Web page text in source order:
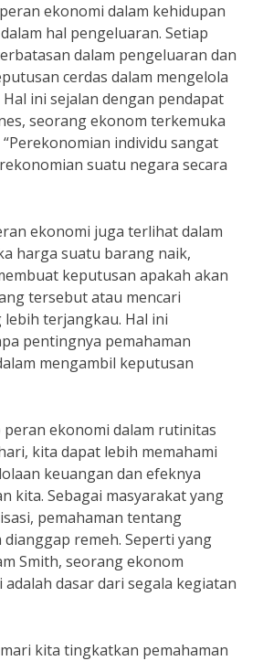
ekonomi dalam kehidupan
hal pengeluaran. Setiap
dalam pengeluaran dan
cerdas dalam mengelola
ini sejalan dengan pendapat
seorang ekonom terkemuka
individu sangat
suatu negara secara
ekonomi juga terlihat dalam
harga suatu barang naik,
keputusan apakah akan
tersebut atau mencari
terjangkau. Hal ini
pentingnya pemahaman
mengambil keputusan
ekonomi dalam rutinitas
kita dapat lebih memahami
keuangan dan efeknya
kita. Sebagai masyarakat yang
pemahaman tentang
remeh. Seperti yang
Smith, seorang ekonom
adalah dasar dari segala kegiatan
kita tingkatkan pemahaman